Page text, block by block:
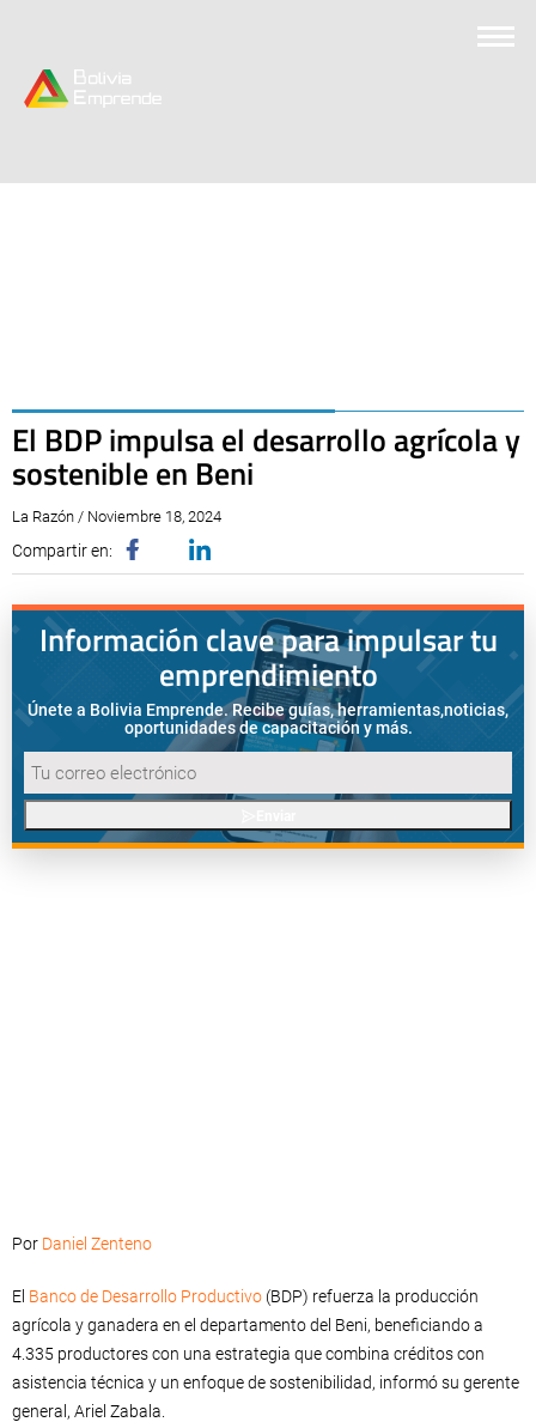
El BDP impulsa el desarrollo agrícola y
sostenible en Beni
La Razón / Noviembre 18, 2024
Compartir en:
Información clave para impulsar tu
emprendimiento
Únete a Bolivia Emprende. Recibe guías, herramientas,noticias,
oportunidades de capacitación y más.
Por Daniel Zenteno
El Banco de Desarrollo Productivo (BDP) refuerza la producción
agrícola y ganadera en el departamento del Beni, beneficiando a
4.335 productores con una estrategia que combina créditos con
asistencia técnica y un enfoque de sostenibilidad, informó su gerente
general, Ariel Zabala.